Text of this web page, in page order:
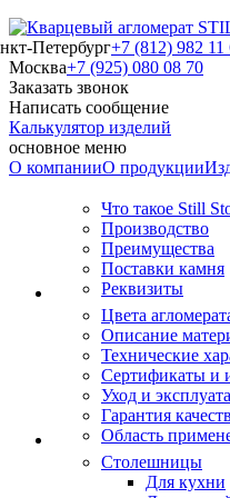
Петербург+7 (812) 982 11
Москва+7 (925) 080 08 70
Заказать звонок
Написать сообщение
Калькулятор изделий
основное меню
О компанииО продукции
Что такое Still
Производство
Преимущества
Поставки камня
Реквизиты
Цвета
Описание
Технические
Сертификаты и
Уход и
Гарантия
Область
Столешницы
Для кухни